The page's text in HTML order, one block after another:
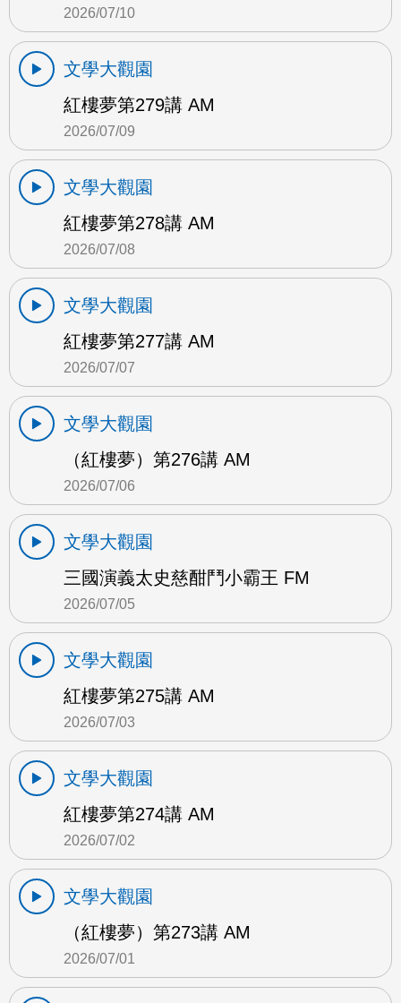
2026/07/10
文學大觀園
紅樓夢第279講 AM
2026/07/09
文學大觀園
紅樓夢第278講 AM
2026/07/08
文學大觀園
紅樓夢第277講 AM
2026/07/07
文學大觀園
（紅樓夢）第276講 AM
2026/07/06
文學大觀園
三國演義太史慈酣鬥小霸王 FM
2026/07/05
文學大觀園
紅樓夢第275講 AM
2026/07/03
文學大觀園
紅樓夢第274講 AM
2026/07/02
文學大觀園
（紅樓夢）第273講 AM
2026/07/01